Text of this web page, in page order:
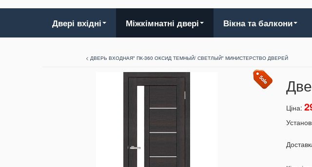
Двері вхідні Міжкімнатні двері Вікна та балкони
< ДВЕРЬ ВХОДНАЯ" ПК-360 ОКСИД ТЕМНЫЙ/ СВЕТЛЫЙ" МИНИСТЕРСТВО ДВЕРЕЙ
Ціна: